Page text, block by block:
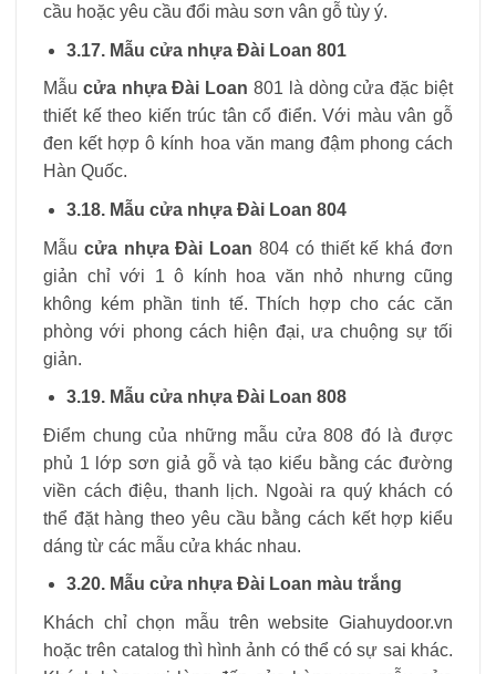
cầu hoặc yêu cầu đổi màu sơn vân gỗ tùy ý.
3.17. Mẫu cửa nhựa Đài Loan 801
Mẫu cửa nhựa Đài Loan 801 là dòng cửa đặc biệt
thiết kế theo kiến trúc tân cổ điển. Với màu vân gỗ
đen kết hợp ô kính hoa văn mang đậm phong cách
Hàn Quốc.
3.18. Mẫu cửa nhựa Đài Loan 804
Mẫu cửa nhựa Đài Loan 804 có thiết kế khá đơn
giản chỉ với 1 ô kính hoa văn nhỏ nhưng cũng
không kém phần tinh tế. Thích hợp cho các căn
phòng với phong cách hiện đại, ưa chuộng sự tối
giản.
3.19. Mẫu cửa nhựa Đài Loan 808
Điểm chung của những mẫu cửa 808 đó là được
phủ 1 lớp sơn giả gỗ và tạo kiểu bằng các đường
viền cách điệu, thanh lịch. Ngoài ra quý khách có
thể đặt hàng theo yêu cầu bằng cách kết hợp kiểu
dáng từ các mẫu cửa khác nhau.
3.20. Mẫu cửa nhựa Đài Loan màu trắng
Khách chỉ chọn mẫu trên website Giahuydoor.vn
hoặc trên catalog thì hình ảnh có thể có sự sai khác.